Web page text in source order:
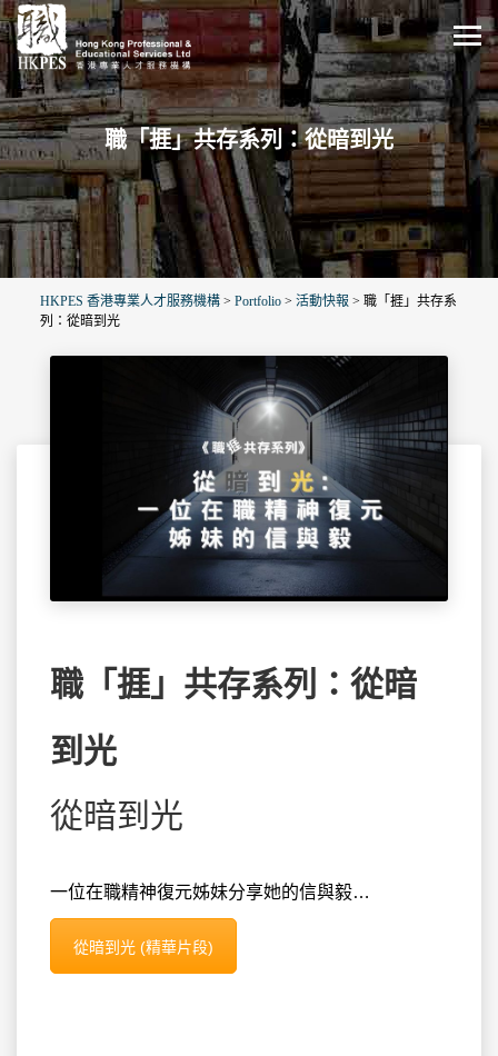
職「捱」共存系列：從暗到光
HKPES 香港專業人才服務機構 > Portfolio > 活動快報 > 職「捱」共存系
列：從暗到光
職「捱」共存系列：從暗
到光
從暗到光
一位在職精神復元姊妹分享她的信與毅…
從暗到光 (精華片段)